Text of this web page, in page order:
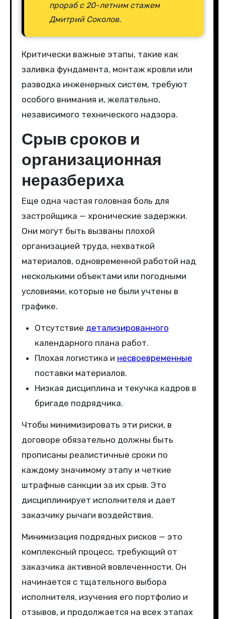
прораб с 20-летним стажем
Дмитрий Соколов.
Критически важные этапы, такие как
заливка фундамента, монтаж кровли или
разводка инженерных систем, требуют
особого внимания и, желательно,
независимого технического надзора.
Срыв сроков и
организационная
неразбериха
Еще одна частая головная боль для
застройщика — хронические задержки.
Они могут быть вызваны плохой
организацией труда, нехваткой
материалов, одновременной работой над
несколькими объектами или погодными
условиями, которые не были учтены в
графике.
Отсутствие детализированного
календарного плана работ.
Плохая логистика и несвоевременные
поставки материалов.
Низкая дисциплина и текучка кадров в
бригаде подрядчика.
Чтобы минимизировать эти риски, в
договоре обязательно должны быть
прописаны реалистичные сроки по
каждому значимому этапу и четкие
штрафные санкции за их срыв. Это
дисциплинирует исполнителя и дает
заказчику рычаги воздействия.
Минимизация подрядных рисков — это
комплексный процесс, требующий от
заказчика активной вовлеченности. Он
начинается с тщательного выбора
исполнителя, изучения его портфолио и
отзывов, и продолжается на всех этапах